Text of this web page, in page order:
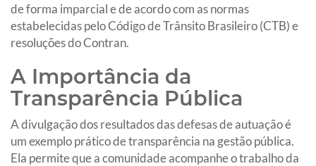
de forma imparcial e de acordo com as normas
estabelecidas pelo Código de Trânsito Brasileiro (CTB) e
resoluções do Contran.
A Importância da
Transparência Pública
A divulgação dos resultados das defesas de autuação é
um exemplo prático de transparência na gestão pública.
Ela permite que a comunidade acompanhe o trabalho da